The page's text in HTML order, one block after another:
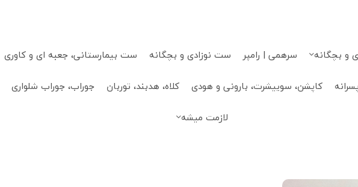
و بچگانه سرهمی | رامپر ست نوزادی و بچگانه
ست بیمارستانی، جعبه ای و کاوری
کاپشن، سوییشرت، بارونی و هودی کلاه، هدبند، توربان جوراب، جوراب شلواری
لازمت میشه